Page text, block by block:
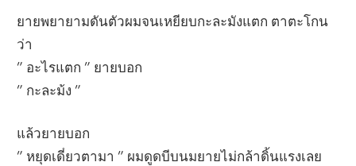
ยายพยายามดันตัวผมจนเหยียบกะละมังแตก ตาตะโกน
ว่า
” อะไรแตก ” ยายบอก
” กะละม้ง ”
แล้วยายบอก
” หยุดเดีํยวตามา ” ผมดูดบีบนมยายไม่กล้าดิ้นแรงเลย